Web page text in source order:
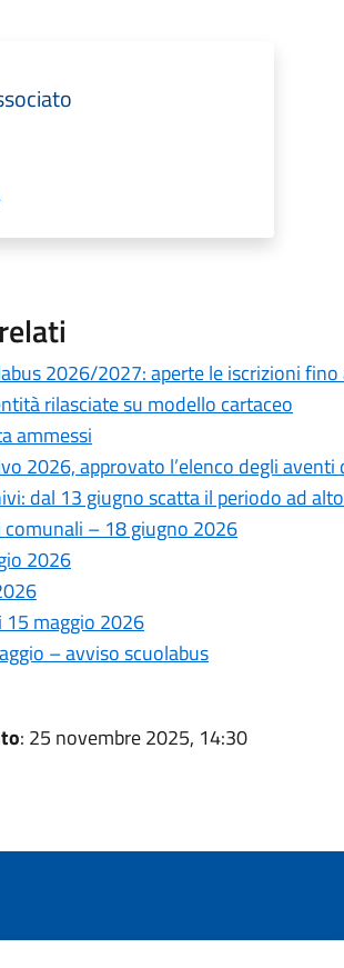
2026/2027: aperte le iscrizioni
rilasciate su modello cartaceo
ammessi
2026, approvato l’elenco degli
dal 13 giugno scatta il periodo ad
– 18 giugno 2026
2026
maggio 2026
– avviso scuolabus
: 25 novembre 2025, 14:30